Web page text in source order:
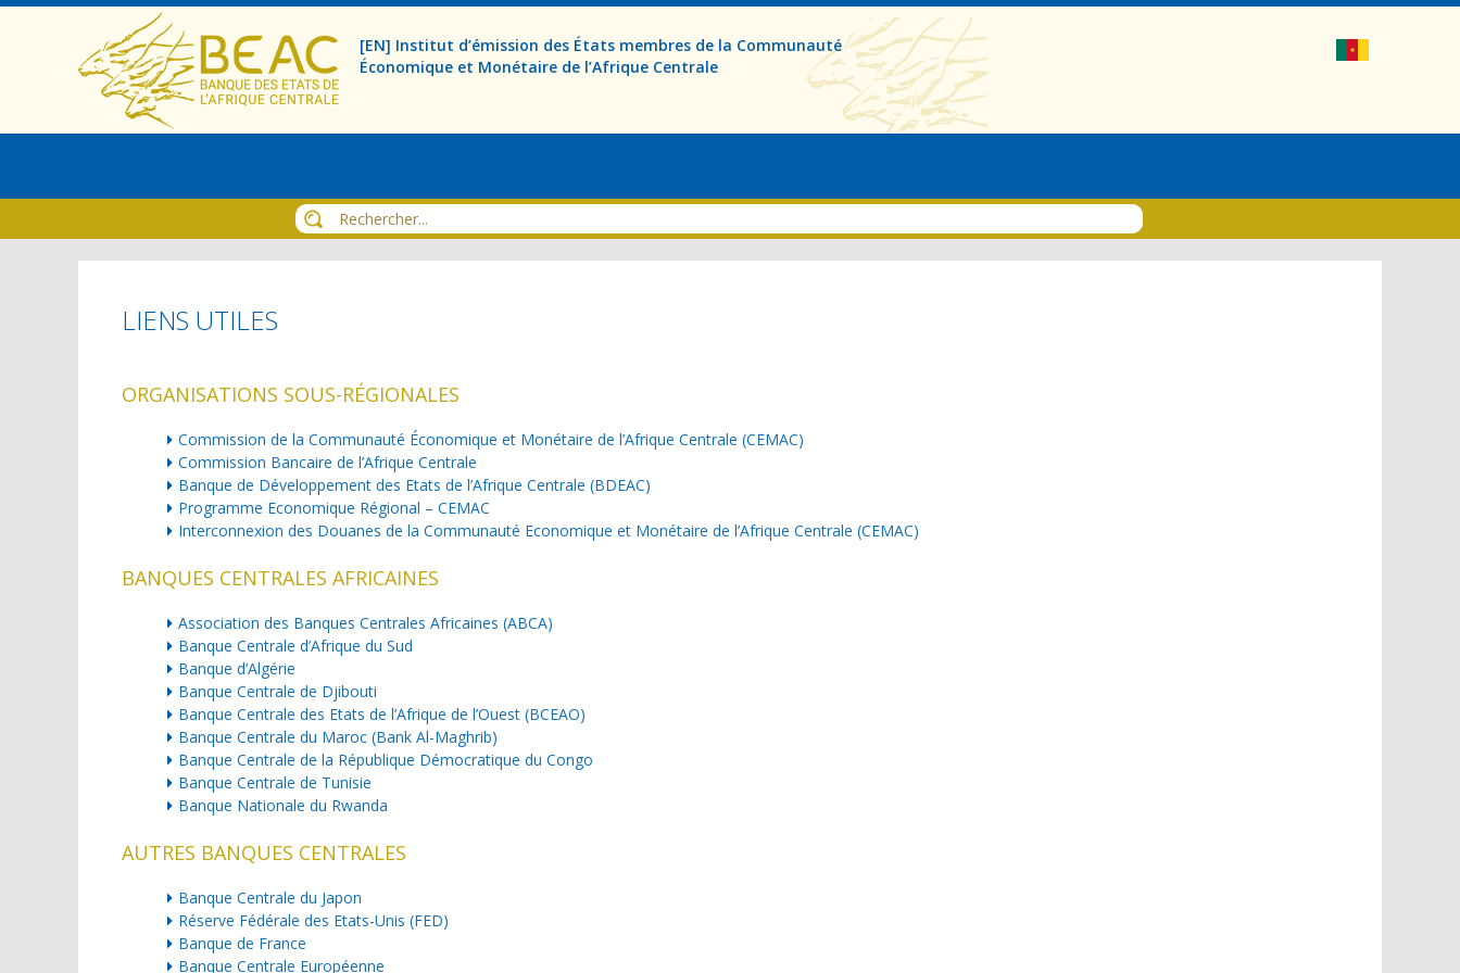
[EN] Institut d’émission des États membres de la Communauté
Économique et Monétaire de l’Afrique Centrale
LIENS UTILES
ORGANISATIONS SOUS-RÉGIONALES
Commission de la Communauté Économique et Monétaire de l’Afrique Centrale (CEMAC)
Commission Bancaire de l’Afrique Centrale
Banque de Développement des Etats de l’Afrique Centrale (BDEAC)
Programme Economique Régional – CEMAC
Interconnexion des Douanes de la Communauté Economique et Monétaire de l’Afrique Centrale (CEMAC)
BANQUES CENTRALES AFRICAINES
Association des Banques Centrales Africaines (ABCA)
Banque Centrale d’Afrique du Sud
Banque d’Algérie
Banque Centrale de Djibouti
Banque Centrale des Etats de l’Afrique de l’Ouest (BCEAO)
Banque Centrale du Maroc (Bank Al-Maghrib)
Banque Centrale de la République Démocratique du Congo
Banque Centrale de Tunisie
Banque Nationale du Rwanda
AUTRES BANQUES CENTRALES
Banque Centrale du Japon
Réserve Fédérale des Etats-Unis (FED)
Banque de France
Banque Centrale Européenne